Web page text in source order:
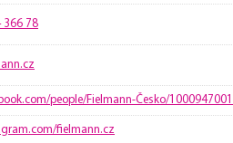
366 78
people/Fielmann-Česko/
fielmann.cz